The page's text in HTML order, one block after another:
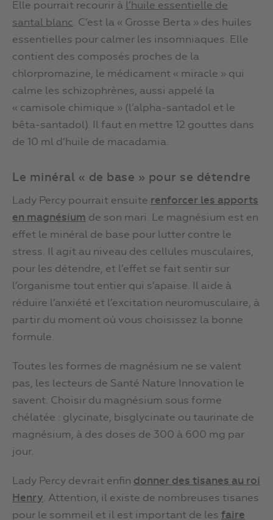
Elle pourrait recourir à l’huile essentielle de
santal blanc. C’est la « Grosse Berta » des huiles
essentielles pour calmer les insomniaques. Elle
contient des composés proches de la
chlorpromazine, le médicament « miracle » qui
calme les schizophrènes, aussi appelé la
« camisole chimique » (l’alpha-santadol et le
bêta-santadol). Il faut en mettre 12 gouttes dans
de 10 ml d’huile de macadamia.
Le minéral « de base » pour se détendre
Lady Percy pourrait ensuite renforcer les apports
en magnésium de son mari. Le magnésium est en
effet le minéral de base pour lutter contre le
stress. Il agit au niveau des cellules musculaires,
pour les détendre, et l’effet se fait sentir sur
l’organisme tout entier qui s’apaise. Il aide à
réduire l’anxiété et l’excitation neuromusculaire, à
partir du moment où vous choisissez la bonne
formule.
Toutes les formes de magnésium ne se valent
pas, les lecteurs de Santé Nature Innovation le
savent. Choisir du magnésium sous forme
chélatée : glycinate, bisglycinate ou taurinate de
magnésium, à des doses de 300 à 600 mg par
jour.
Lady Percy devrait enfin donner des tisanes au roi
Henry. Attention, il existe de nombreuses tisanes
pour le sommeil et il est important de les faire